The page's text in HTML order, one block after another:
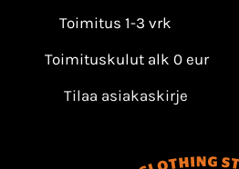
Toimitus 1-3 vrk
Toimituskulut alk 0 eur
Tilaa asiakaskirje